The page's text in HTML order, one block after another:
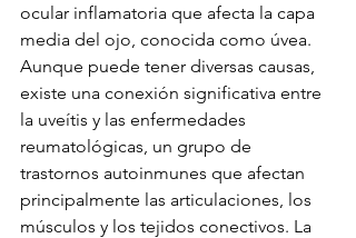
ocular inflamatoria que afecta la capa
media del ojo, conocida como úvea.
Aunque puede tener diversas causas,
existe una conexión significativa entre
la uveítis y las enfermedades
reumatológicas, un grupo de
trastornos autoinmunes que afectan
principalmente las articulaciones, los
músculos y los tejidos conectivos. La